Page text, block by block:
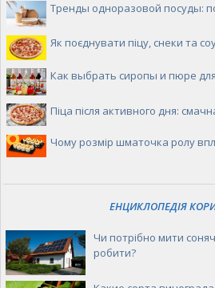
Тренды одноразовой посуды:
Як поєднувати піцу, снеки та
Как выбрать сиропы и пюре
Піца після активного дня:
Чому розмір шматочка ролу
ЕНЦИКЛОПЕДІЯ
Чи потрібно мити
робити?